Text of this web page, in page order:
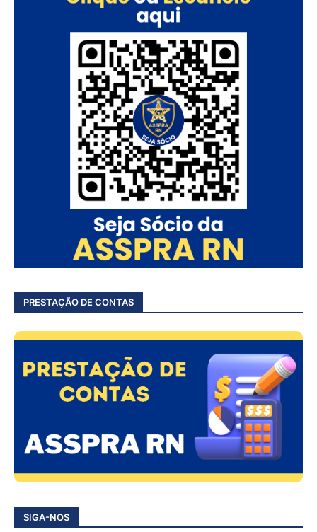
PRESTAÇÃO DE CONTAS
SIGA-NOS